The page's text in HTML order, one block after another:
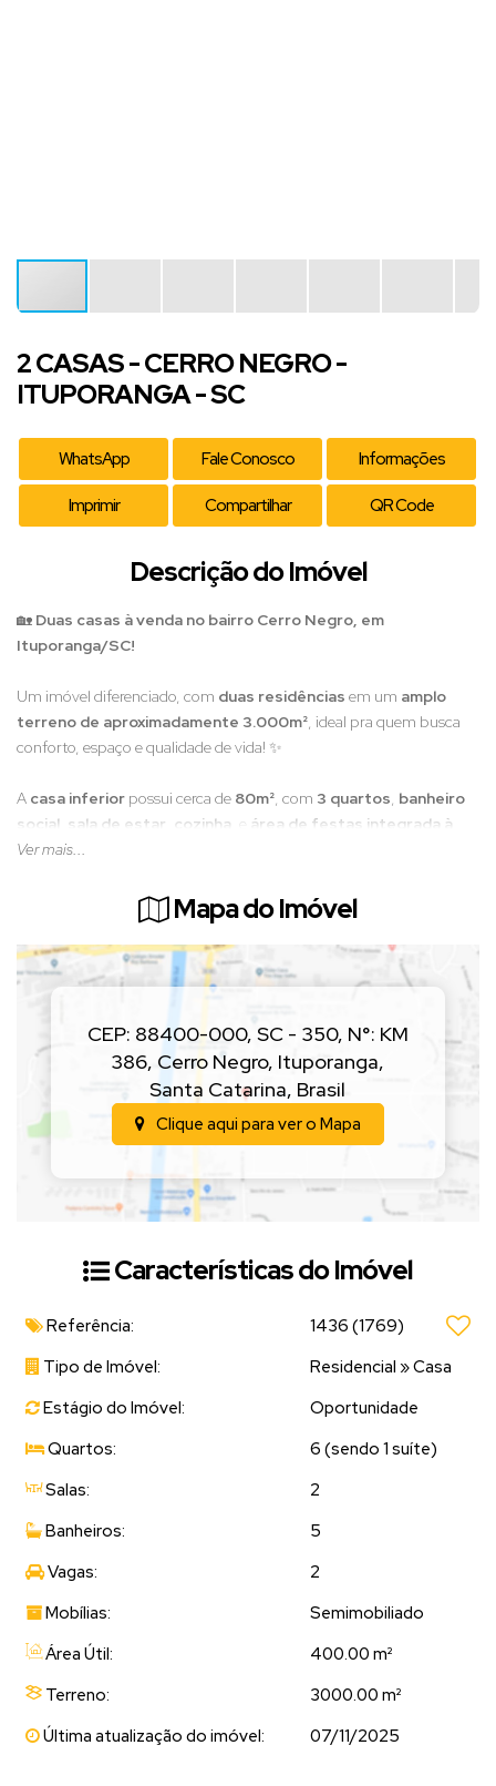
2 CASAS - CERRO NEGRO -
ITUPORANGA - SC
WhatsApp Fale Conosco Informações
Imprimir Compartilhar QR Code
Descrição do Imóvel
🏡 Duas casas à venda no bairro Cerro Negro, em
Ituporanga/SC!
Um imóvel diferenciado, com duas residências em um amplo
terreno de aproximadamente 3.000m², ideal pra quem busca
conforto, espaço e qualidade de vida! ✨
A casa inferior possui cerca de 80m², com 3 quartos, banheiro
social sala de estar cozinha
área de festas integrada à
garagem
casa superiorencanta pelo espaço e acabamento! São
aproximadamente300m², com 1 suíte com closet e banheira de
hidromassagem
2 quartos banheiro social
cozinha com sala
garagem com churrasqueira.
Além disso, a propriedade conta com um deck de madeira
bem cuidadoemuito espaço externopra aproveitar momentos
em família. 🌳
Entre em contato com a Hit Imóveis e conheça de perto
essa oportunidade incrível no Cerro Negro!
Ver mais...
Mapa do Imóvel
CEP: 88400-000, SC - 350, N°: KM
386, Cerro Negro, Ituporanga,
Santa Catarina, Brasil
Clique aqui para ver o Mapa
Características do Imóvel
Referência: 1436 (1769)
Tipo de Imóvel:
Residencial »Casa
Estágio do Imóvel:
Oportunidade
Quartos:
6 (sendo 1 suíte)
Salas:
2
Banheiros:
5
Vagas:
2
Mobílias:
Semimobiliado
Área Útil:
400.00 m²
Terreno:
3000.00 m²
Última atualização do imóvel:
07/11/2025